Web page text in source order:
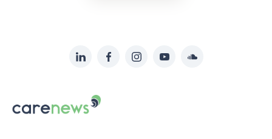
sur:
LinkedInFacebookInstagramYouTubeSoundcloud
Carenews,
Le